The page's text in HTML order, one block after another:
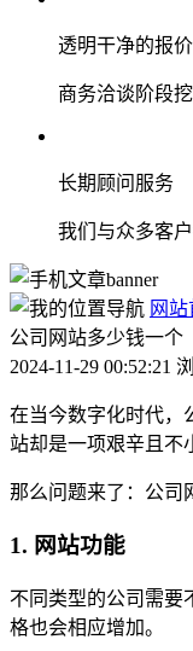
透明干净的报
商务洽谈阶段
长期顾问服务
我们与众多客
网
公司网站多少钱一个
2024-11-29 00:52:21
在当今数字化时代，
站却是一项艰辛且不
那么问题来了：公司
1. 网站功能
不同类型的公司需要
格也会相应增加。